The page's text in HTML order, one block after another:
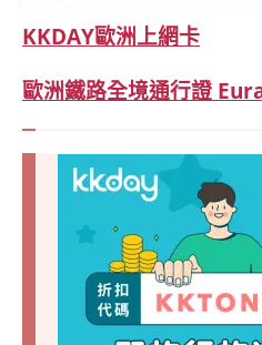
KKDAY歐洲上網卡
歐洲鐵路全境通行證